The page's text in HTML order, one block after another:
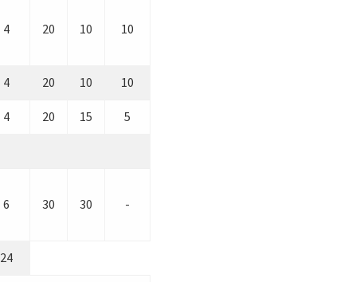
4 20 10 10
4 20 10 10
4 20 15 5
6 30 30 -
24